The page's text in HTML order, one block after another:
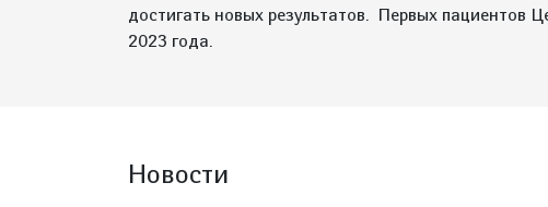
достигать новых результатов. Первых пациентов
2023 года.
Новости